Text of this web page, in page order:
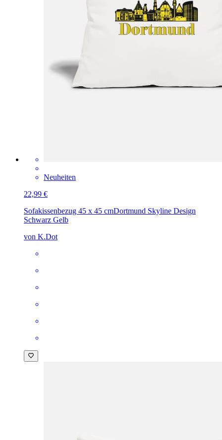
Neuheiten
22,99 €
Sofakissenbezug 45 x 45 cmDortmund Skyline Design
Schwarz Gelb
von K.Dot